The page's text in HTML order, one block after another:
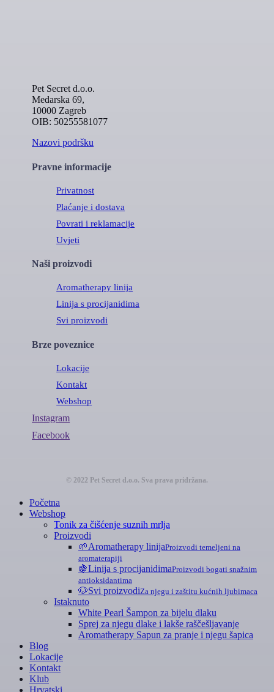
Pet Secret d.o.o.
Medarska 69,
10000 Zagreb
OIB: 50255581077
Nazovi podršku
Pravne informacije
Privatnost
Plaćanje i dostava
Povrati i reklamacije
Uvjeti
Naši proizvodi
Aromatherapy linija
Linija s procijanidima
Svi proizvodi
Brze poveznice
Lokacije
Kontakt
Webshop
Instagram
Facebook
© 2022 Pet Secret d.o.o. Sva prava pridržana.
Zatvori
izbornik
Početna
Webshop
Tonik za čišćenje suznih mrlja
Proizvodi
🌱Aromatherapy linijaProizvodi temeljeni na
aromaterapiji
🍇Linija s procijanidimaProizvodi bogati snažnim
antioksidantima
🐶Svi proizvodiZa njegu i zaštitu kućnih ljubimaca
Istaknuto
White Pearl Šampon za bijelu dlaku
Sprej za njegu dlake i lakše raščešljavanje
Aromatherapy Sapun za pranje i njegu šapica
Blog
Lokacije
Kontakt
Klub
Hrvatski